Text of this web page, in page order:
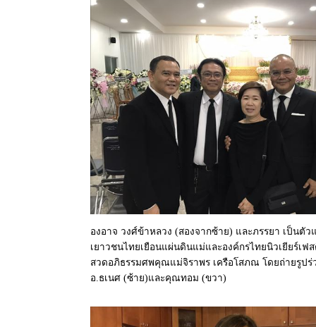
องอาจ วงศ์ข้าหลวง (สองจากซ้าย) และภรรยา เป็นตัว
เยาวชนไทยเยือนแผ่นดินแม่และองค์กรไทยนิวเยียร์เฟ
สวดอภิธรรมศพคุณแม่จิราพร เครือโสภณ โดยถ่ายรูปร่
อ.ธเนศ (ซ้าย)และคุณทอม (ขวา)